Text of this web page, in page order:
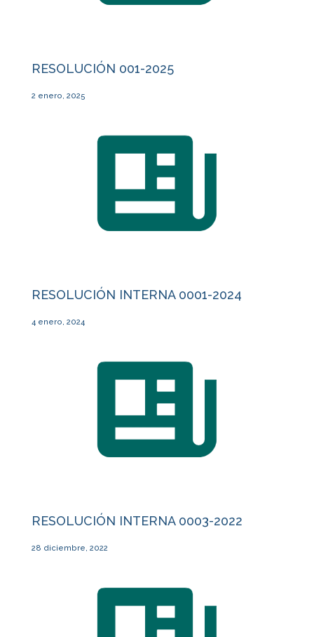
RESOLUCIÓN 001-2025
2 enero, 2025
RESOLUCIÓN INTERNA 0001-2024
4 enero, 2024
RESOLUCIÓN INTERNA 0003-2022
28 diciembre, 2022